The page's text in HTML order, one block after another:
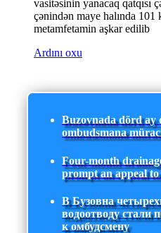
vasitəsinin yanacaq qatqısı
çənindən maye halında
metamfetamin aşkar edilib
Ardını oxu
Buzovnada dörd ay
ombudsmana
Four-month
prompt an appeal
В Бузовна
водоотводу стали
к омбудсмену